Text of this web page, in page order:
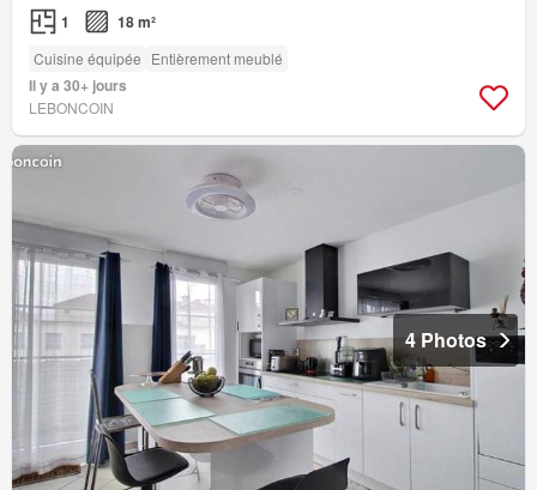
1 18 m²
Cuisine équipée Entièrement meublé
Il y a 30+ jours
LEBONCOIN
4 Photos